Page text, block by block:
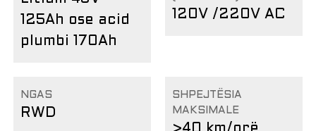
125Ah ose acid
plumbi 170Ah
120V /220V AC
NGAS
RWD
SHPEJTËSIA
MAKSIMALE